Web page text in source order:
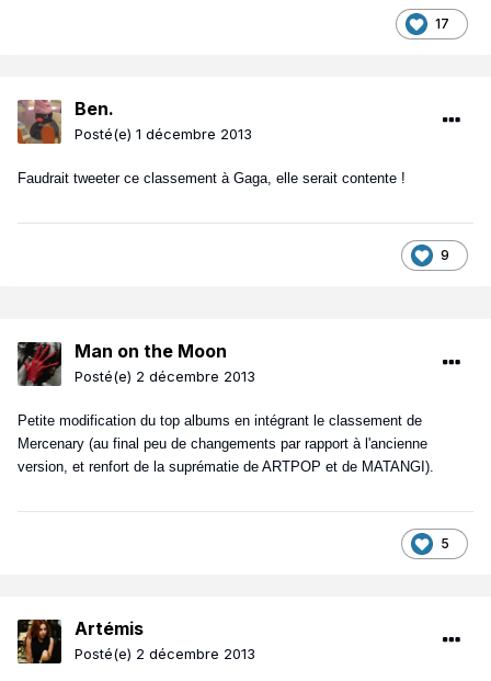
17
Ben.
Posté(e) 1 décembre 2013
Faudrait tweeter ce classement à Gaga, elle serait contente !
9
Man on the Moon
Posté(e) 2 décembre 2013
Petite modification du top albums en intégrant le classement de
Mercenary (au final peu de changements par rapport à l'ancienne
version, et renfort de la suprématie de ARTPOP et de MATANGI).
5
Artémis
Posté(e) 2 décembre 2013